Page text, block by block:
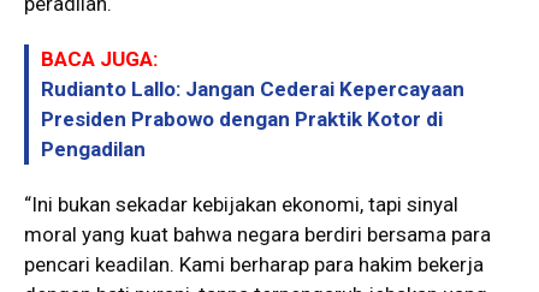
BACA JUGA:
Rudianto Lallo: Jangan Cederai Kepercayaan
Presiden Prabowo dengan Praktik Kotor di
Pengadilan
“Ini bukan sekadar kebijakan ekonomi, tapi sinyal
moral yang kuat bahwa negara berdiri bersama para
pencari keadilan. Kami berharap para hakim bekerja